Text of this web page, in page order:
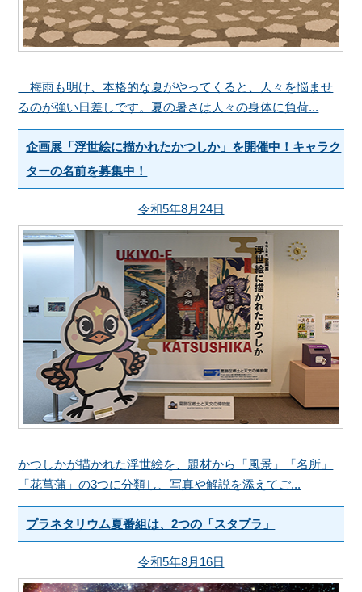
梅雨も明け、本格的な夏がやってくると、人々を悩ませ
るのが強い日差しです。夏の暑さは人々の身体に負荷...
企画展「浮世絵に描かれたかつしか」を開催中！キャラク
ターの名前を募集中！
令和5年8月24日
かつしかが描かれた浮世絵を、題材から「風景」「名所」
「花菖蒲」の3つに分類し、写真や解説を添えてご...
プラネタリウム夏番組は、2つの「スタプラ」
令和5年8月16日